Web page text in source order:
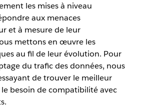
les mises à niveau
aux menaces
et à mesure de leur
mettons en œuvre les
au fil de leur évolution. Pour
du trafic des données, nous
de trouver le meilleur
besoin de compatibilité avec